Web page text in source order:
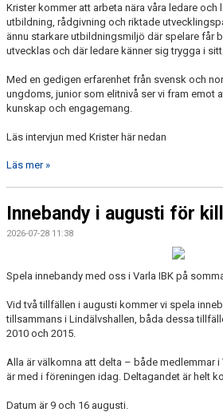
Krister kommer att arbeta nära våra ledare och
utbildning, rådgivning och riktade
ännu starkare utbildningsmiljö där spelare får
utvecklas och där ledare känner sig trygga i sitt
Med en gedigen erfarenhet från svensk och
ungdoms, junior som elitnivå ser vi fram emot
kunskap och engagemang.
Läs intervjun med Krister här nedan
Läs mer »
Innebandy i augusti för
2026-07-28 11:38
Spela innebandy med oss i Varla IBK på
Vid två tillfällen i augusti kommer vi spela
tillsammans i Lindälvshallen, båda dessa
2010 och 2015.
Alla är välkomna att delta – både medlemmar i
är med i föreningen idag. Deltagandet är helt
Datum är 9 och 16 augusti.